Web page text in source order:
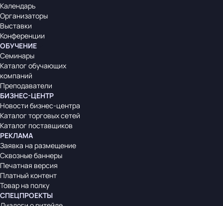
Календарь
Организаторы
Выставки
Конференции
ОБУЧЕНИЕ
Семинары
Каталог обучающих
компаний
Преподаватели
БИЗНЕС-ЦЕНТР
Новости бизнес-центра
Каталог торговых сетей
Каталог поставщиков
РЕКЛАМА
Заявка на размещение
Сквозные баннеры
Печатная версия
Платный контент
Товар на полку
СПЕЦПРОЕКТЫ